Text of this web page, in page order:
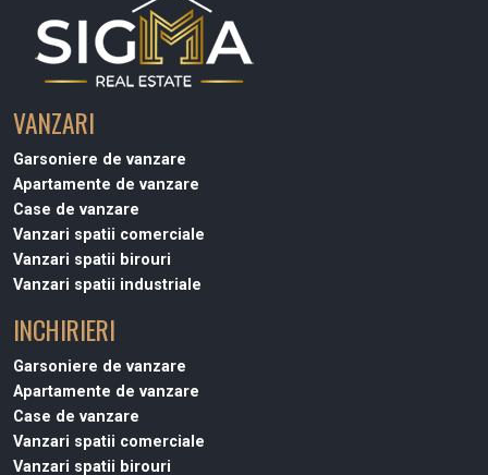
VANZARI
Garsoniere de vanzare
Apartamente de vanzare
Case de vanzare
Vanzari spatii comerciale
Vanzari spatii birouri
Vanzari spatii industriale
INCHIRIERI
Garsoniere de vanzare
Apartamente de vanzare
Case de vanzare
Vanzari spatii comerciale
Vanzari spatii birouri